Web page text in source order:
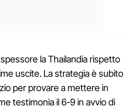
la Thailandia rispetto
uscite. La strategia è subito
per provare a mettere in
testimonia il 6-9 in avvio di